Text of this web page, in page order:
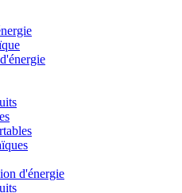
d'énergie